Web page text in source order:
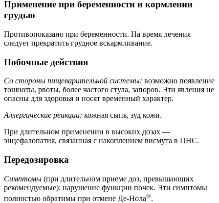
Применение при беременности и кормлении
грудью
Противопоказано при беременности. На время лечения
следует прекратить грудное вскармливание.
Побочные действия
Со стороны пищеварительной системы: возможно появление
тошноты, рвоты, более частого стула, запоров. Эти явления не
опасны для здоровья и носят временный характер.
Аллергические реакции: кожная сыпь, зуд кожи.
При длительном применении в высоких дозах —
энцефалопатия, связанная с накоплением висмута в ЦНС.
Передозировка
Симптомы (при длительном приеме доз, превышающих
рекомендуемые): нарушение функции почек. Эти симптомы
полностью обратимы при отмене Де-Нола®.